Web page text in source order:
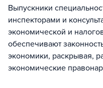
Выпускники
инспекторами и
экономической и
обеспечивают
экономики, раскрывая,
экономические